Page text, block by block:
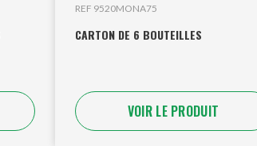
REF 9520MONA75
CARTON DE 6 BOUTEILLES
VOIR LE PRODUIT